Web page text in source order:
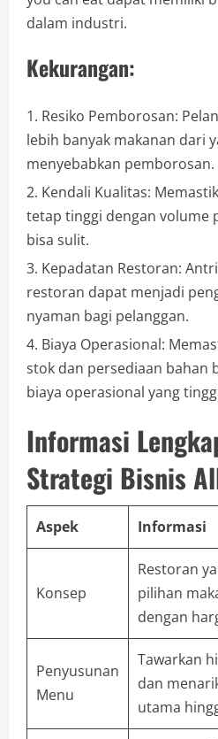
dalam industri.
Kekurangan:
Resiko Pemborosan:
lebih banyak makanan dari
menyebabkan pemborosan.
Kendali Kualitas:
tetap tinggi dengan volume
bisa sulit.
Kepadatan Restoran:
restoran dapat menjadi
nyaman bagi pelanggan.
Biaya Operasional:
stok dan persediaan bahan
biaya operasional yang
Informasi
Strategi Bisnis
Aspek Informasi
Konsep
Restoran
pilihan
dengan
Penyusunan
Menu
Tawarkan
dan
utama